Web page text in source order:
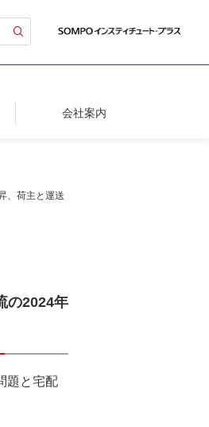
会社案内
、荷主と運送
の2024年
題と宅配